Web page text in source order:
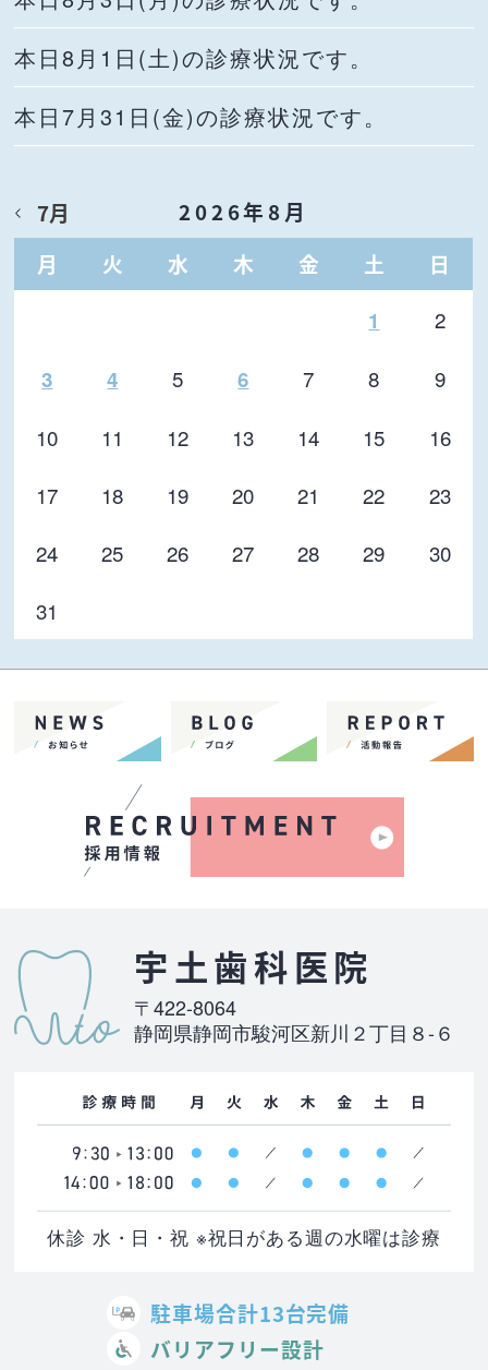
本日8月1日(土)の診療状況です。
本日7月31日(金)の診療状況です。
2026年8月
月
火 水 木 金 土 日
7月
1 2
3 4 5 6 7 8
9
10
11 12 13 14 15
16
17
18 19 20 21 22
23
24
25 26 27 28 29
30
31
宇土歯科医院
〒422-8064
静岡県静岡市駿河区新川２丁目８-６
休診 水・日・祝 ※祝日がある週の水曜は診療
駐車場合計13台完備
バリアフリー設計